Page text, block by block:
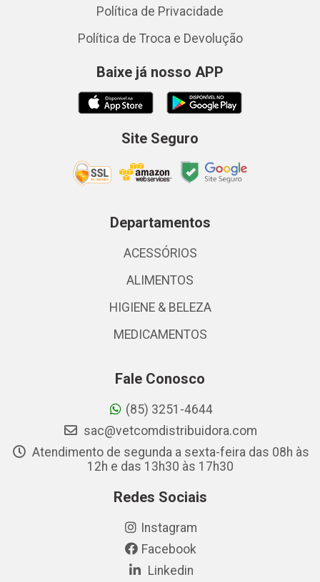
Política de Privacidade
Política de Troca e Devolução
Baixe já nosso APP
Site Seguro
Departamentos
ACESSÓRIOS
ALIMENTOS
HIGIENE & BELEZA
MEDICAMENTOS
Fale Conosco
(85) 3251-4644
sac@vetcomdistribuidora.com
Atendimento de segunda a sexta-feira das 08h às
12h e das 13h30 às 17h30
Redes Sociais
Instagram
Facebook
Linkedin